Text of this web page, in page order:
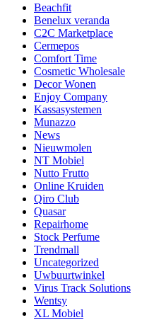
Beachfit
Benelux veranda
C2C Marketplace
Cermepos
Comfort Time
Cosmetic Wholesale
Decor Wonen
Enjoy Company
Kassasystemen
Munazzo
News
Nieuwmolen
NT Mobiel
Nutto Frutto
Online Kruiden
Qiro Club
Quasar
Repairhome
Stock Perfume
Trendmall
Uncategorized
Uwbuurtwinkel
Virus Track Solutions
Wentsy
XL Mobiel